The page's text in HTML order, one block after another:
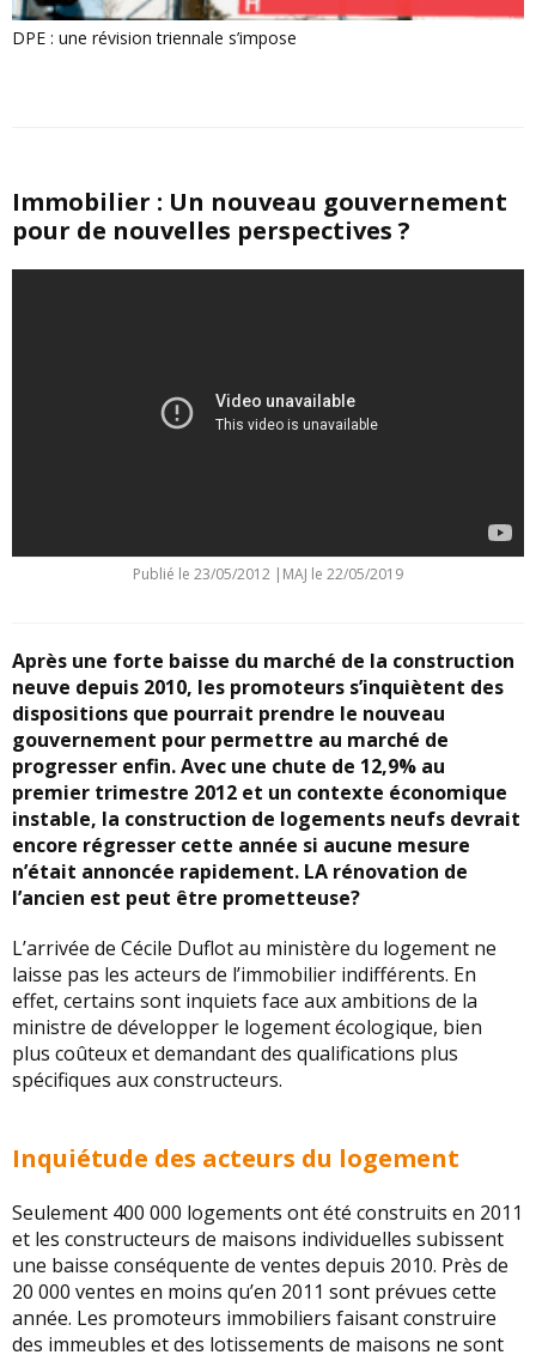
DPE : une révision triennale s’impose
Immobilier : Un nouveau gouvernement
pour de nouvelles perspectives ?
Publié le 23/05/2012 MAJ le 22/05/2019
Après une forte baisse du marché de la construction
neuve depuis 2010, les promoteurs s’inquiètent des
dispositions que pourrait prendre le nouveau
gouvernement pour permettre au marché de
progresser enfin. Avec une chute de 12,9% au
premier trimestre 2012 et un contexte économique
instable, la construction de logements neufs devrait
encore régresser cette année si aucune mesure
n’était annoncée rapidement. LA rénovation de
l’ancien est peut être prometteuse?
L’arrivée de Cécile Duflot au ministère du logement ne
laisse pas les acteurs de l’immobilier indifférents. En
effet, certains sont inquiets face aux ambitions de la
ministre de développer le logement écologique, bien
plus coûteux et demandant des qualifications plus
spécifiques aux constructeurs.
Inquiétude des acteurs du logement
Seulement 400 000 logements ont été construits en 2011
et les constructeurs de maisons individuelles subissent
une baisse conséquente de ventes depuis 2010. Près de
20 000 ventes en moins qu’en 2011 sont prévues cette
année. Les promoteurs immobiliers faisant construire
des immeubles et des lotissements de maisons ne sont